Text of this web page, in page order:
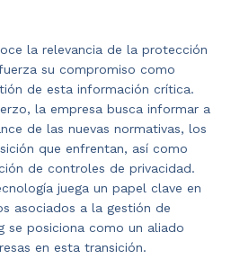
la relevancia de la protección
su compromiso como
de esta información crítica.
la empresa busca informar a
de las nuevas normativas, los
que enfrentan, así como
de controles de privacidad.
juega un papel clave en
asociados a la gestión de
se posiciona como un aliado
en esta transición.